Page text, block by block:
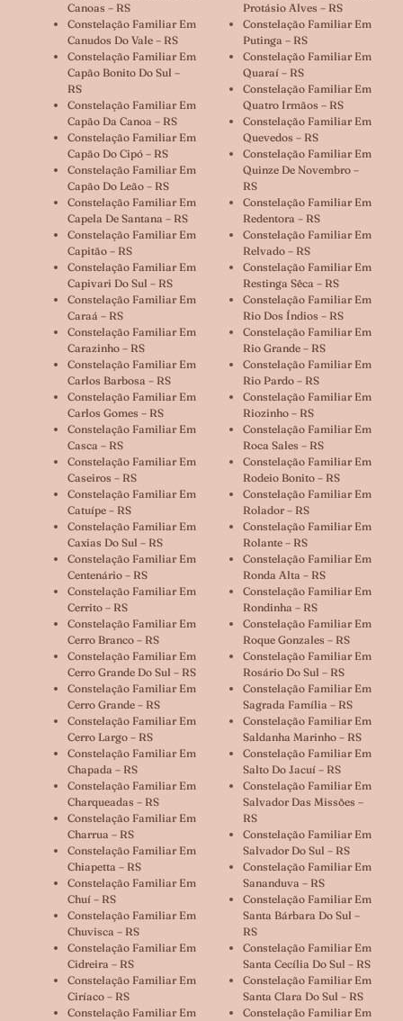
Canoas – RS
Constelação Familiar Em
Canudos Do Vale – RS
Constelação Familiar Em
Capão Bonito Do Sul –
RS
Constelação Familiar Em
Capão Da Canoa – RS
Constelação Familiar Em
Capão Do Cipó – RS
Constelação Familiar Em
Capão Do Leão – RS
Constelação Familiar Em
Capela De Santana – RS
Constelação Familiar Em
Capitão – RS
Constelação Familiar Em
Capivari Do Sul – RS
Constelação Familiar Em
Caraá – RS
Constelação Familiar Em
Carazinho – RS
Constelação Familiar Em
Carlos Barbosa – RS
Constelação Familiar Em
Carlos Gomes – RS
Constelação Familiar Em
Casca – RS
Constelação Familiar Em
Caseiros – RS
Constelação Familiar Em
Catuípe – RS
Constelação Familiar Em
Caxias Do Sul – RS
Constelação Familiar Em
Centenário – RS
Constelação Familiar Em
Cerrito – RS
Constelação Familiar Em
Cerro Branco – RS
Constelação Familiar Em
Cerro Grande Do Sul – RS
Constelação Familiar Em
Cerro Grande – RS
Constelação Familiar Em
Cerro Largo – RS
Constelação Familiar Em
Chapada – RS
Constelação Familiar Em
Charqueadas – RS
Constelação Familiar Em
Charrua – RS
Constelação Familiar Em
Chiapetta – RS
Constelação Familiar Em
Chuí – RS
Constelação Familiar Em
Chuvisca – RS
Constelação Familiar Em
Cidreira – RS
Constelação Familiar Em
Ciríaco – RS
Constelação Familiar Em
Protásio Alves – RS
Constelação Familiar Em
Putinga – RS
Constelação Familiar Em
Quaraí – RS
Constelação Familiar Em
Quatro Irmãos – RS
Constelação Familiar Em
Quevedos – RS
Constelação Familiar Em
Quinze De Novembro –
RS
Constelação Familiar Em
Redentora – RS
Constelação Familiar Em
Relvado – RS
Constelação Familiar Em
Restinga Sêca – RS
Constelação Familiar Em
Rio Dos Índios – RS
Constelação Familiar Em
Rio Grande – RS
Constelação Familiar Em
Rio Pardo – RS
Constelação Familiar Em
Riozinho – RS
Constelação Familiar Em
Roca Sales – RS
Constelação Familiar Em
Rodeio Bonito – RS
Constelação Familiar Em
Rolador – RS
Constelação Familiar Em
Rolante – RS
Constelação Familiar Em
Ronda Alta – RS
Constelação Familiar Em
Rondinha – RS
Constelação Familiar Em
Roque Gonzales – RS
Constelação Familiar Em
Rosário Do Sul – RS
Constelação Familiar Em
Sagrada Família – RS
Constelação Familiar Em
Saldanha Marinho – RS
Constelação Familiar Em
Salto Do Jacuí – RS
Constelação Familiar Em
Salvador Das Missões –
RS
Constelação Familiar Em
Salvador Do Sul – RS
Constelação Familiar Em
Sananduva – RS
Constelação Familiar Em
Santa Bárbara Do Sul –
RS
Constelação Familiar Em
Santa Cecília Do Sul – RS
Constelação Familiar Em
Santa Clara Do Sul – RS
Constelação Familiar Em